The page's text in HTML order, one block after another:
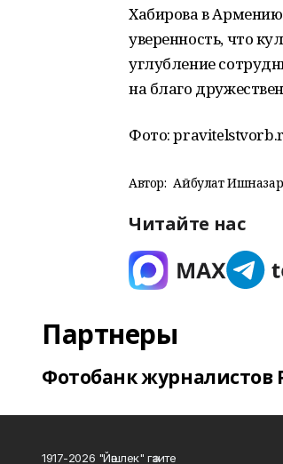
Хабирова в
уверенность, что
углубление
на благо
Фото:
Автор: Айбулат
Читайте нас
Партнеры
Фотобанк журналистов
1917-2026 "Йәшлек" гәзите